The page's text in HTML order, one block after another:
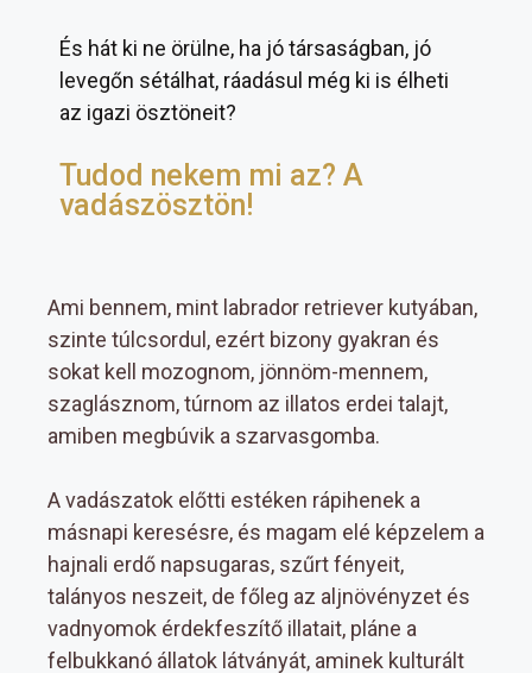
És hát ki ne örülne, ha jó társaságban, jó
levegőn sétálhat, ráadásul még ki is élheti
az igazi ösztöneit?
Tudod nekem mi az? A
vadászösztön!
Ami bennem, mint labrador retriever kutyában,
szinte túlcsordul, ezért bizony gyakran és
sokat kell mozognom, jönnöm-mennem,
szaglásznom, túrnom az illatos erdei talajt,
amiben megbúvik a szarvasgomba.
A vadászatok előtti estéken rápihenek a
másnapi keresésre, és magam elé képzelem a
hajnali erdő napsugaras, szűrt fényeit,
talányos neszeit, de főleg az aljnövényzet és
vadnyomok érdekfeszítő illatait, pláne a
felbukkanó állatok látványát, aminek kulturált